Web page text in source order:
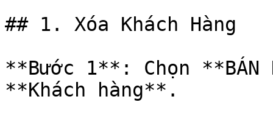
## 1. Xóa Khách Hàng
**Bước 1**: Chọn
**Khách hàng**.